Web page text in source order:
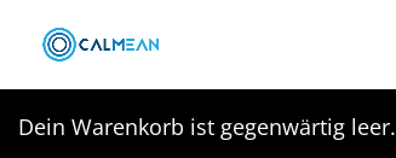
Dein Warenkorb ist gegenwärtig leer.